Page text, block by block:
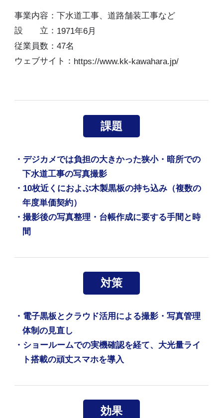
事業内容： 下水道工事、道路舗装工事など
設 立： 1971年6月
従業員数： 47名
ウェブサイト： https://www.kk-kawahara.jp/
課題
・デジカメでは負担の大きかった狭小・暗所での
下水道工事の写真撮影
・10枚近くにおよぶ木製黒板の持ち込み（複数の
年度単価契約）
・撮影後の写真整理・台帳作成に要する手間と時
間
対策
・電子黒板とクラウド活用による撮影・写真管理
体制の見直し
・ショールームでの実機確認を経て、大光量ライ
ト搭載の頑丈スマホを導入
効果